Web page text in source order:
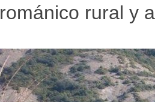
románico rural y